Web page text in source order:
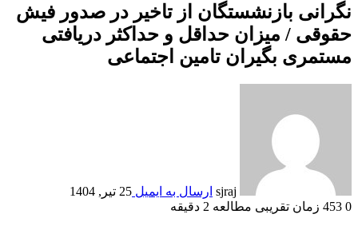
نگرانی بازنشستگان از تاخیر در صدور فیش
حقوقی / میزان حداقل و حداکثر دریافتی
مستمری بگیران تامین اجتماعی
sjraj ارسال به ایمیل 25 تیر, 1404
0
زمان تقریبی مطالعه 2 دقیقه